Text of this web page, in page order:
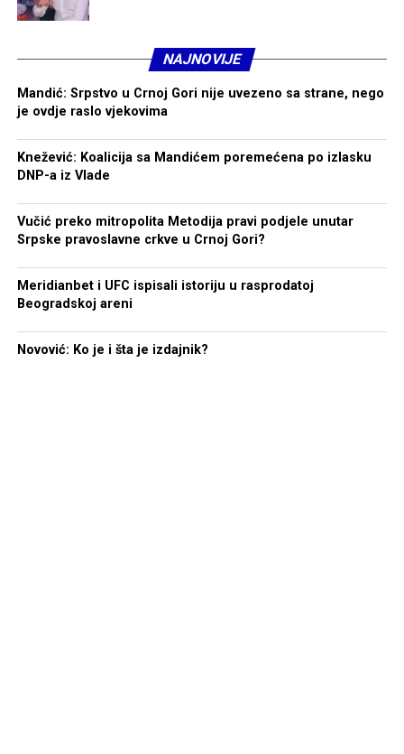
NAJNOVIJE
Mandić: Srpstvo u Crnoj Gori nije uvezeno sa strane, nego
je ovdje raslo vjekovima
Knežević: Koalicija sa Mandićem poremećena po izlasku
DNP-a iz Vlade
Vučić preko mitropolita Metodija pravi podjele unutar
Srpske pravoslavne crkve u Crnoj Gori?
Meridianbet i UFC ispisali istoriju u rasprodatoj
Beogradskoj areni
Novović: Ko je i šta je izdajnik?